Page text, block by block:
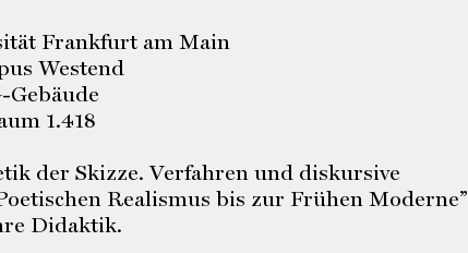
Frankfurt am Main
Westend
Gebäude
1.418
der Skizze. Verfahren und diskursive
Realismus bis zur Frühen Moderne”
Didaktik.